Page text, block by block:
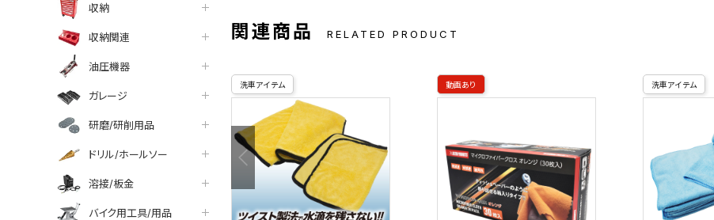
収納
収納関連
油圧機器
ガレージ
研磨/研削用品
ドリル/ホールソー
溶接/板金
バイク用工具/用品
関連商品 RELATED PRODUCT
洗車アイテム 動画あり 洗車アイテム